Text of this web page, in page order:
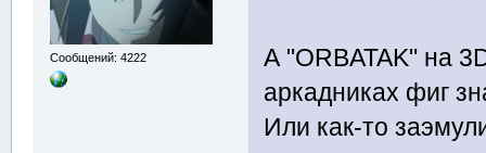
Сообщений: 4222
А "ORBATAK" на
аркадниках фиг
Или как-то